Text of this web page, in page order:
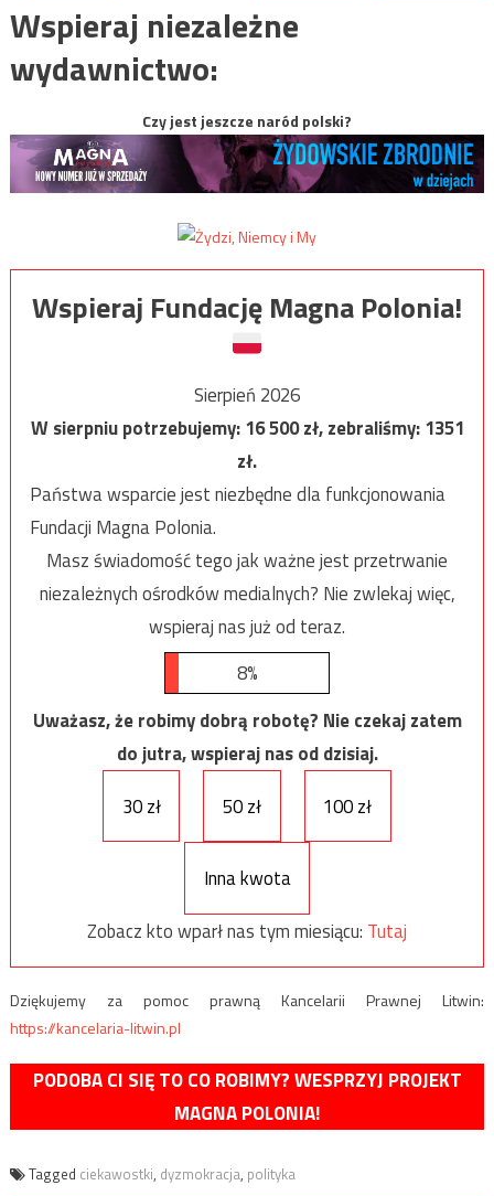
Wspieraj niezależne
wydawnictwo:
Czy jest jeszcze naród polski?
Wspieraj Fundację Magna Polonia!
Sierpień 2026
W sierpniu potrzebujemy:16 500zł, zebraliśmy:1351
zł.
Państwa wsparcie jest niezbędne dla funkcjonowania
Fundacji Magna Polonia.
Masz świadomość tego jak ważne jest przetrwanie
niezależnych ośrodków medialnych? Nie zwlekaj więc,
wspieraj nas już od teraz.
8%
Uważasz, że robimy dobrą robotę? Nie czekaj zatem
do jutra, wspieraj nas od dzisiaj.
30 zł
50 zł 100 zł
Inna kwota
Zobacz kto wparł nas tym miesiącu: Tutaj
Dziękujemy za pomoc prawną Kancelarii Prawnej Litwin:
https://kancelaria-litwin.pl
PODOBA CI SIĘ TO CO ROBIMY? WESPRZYJ PROJEKT
MAGNA POLONIA!
Tagged ciekawostki, dyzmokracja, polityka